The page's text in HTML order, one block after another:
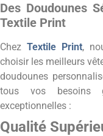
Des Doudounes
Textile Print
Chez Textile Print,
choisir les meilleurs
doudounes
tous vos besoins
exceptionnelles :
Qualité